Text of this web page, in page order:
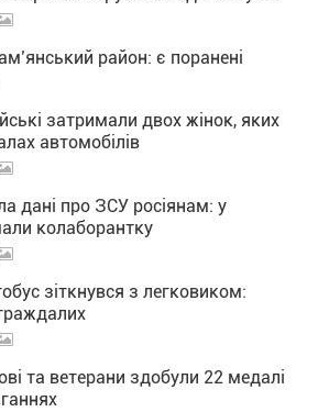
район: є поранені
затримали двох жінок, яких
автомобілів
дані про ЗСУ росіянам: у
колаборантку
зіткнувся з легковиком:
та ветерани здобули 22 медалі